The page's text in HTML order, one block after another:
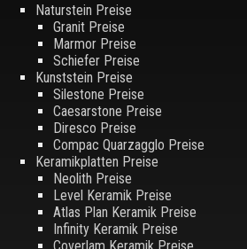
Naturstein Preise
Granit Preise
Marmor Preise
Schiefer Preise
Kunststein Preise
Silestone Preise
Caesarstone Preise
Diresco Preise
Compac Quarzagglo Preise
Keramikplatten Preise
Neolith Preise
Level Keramik Preise
Atlas Plan Keramik Preise
Infinity Keramik Preise
Coverlam Keramik Preise